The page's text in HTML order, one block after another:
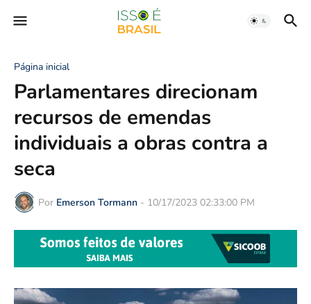
Página inicial
Parlamentares direcionam
recursos de emendas
individuais a obras contra a
seca
Por Emerson Tormann - 10/17/2023 02:33:00 PM